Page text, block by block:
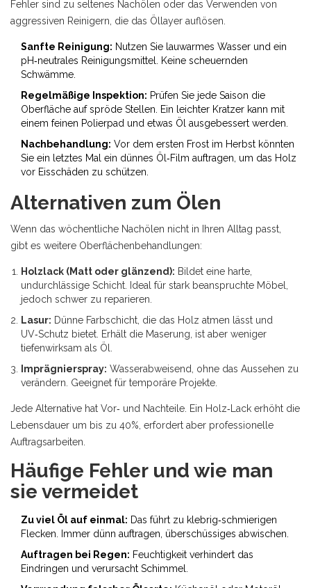
Fehler sind zu seltenes Nachölen oder das Verwenden von
aggressiven Reinigern, die das Öllayer auflösen.
Sanfte Reinigung: Nutzen Sie lauwarmes Wasser und ein
pH‑neutrales Reinigungsmittel. Keine scheuernden
Schwämme.
Regelmäßige Inspektion: Prüfen Sie jede Saison die
Oberfläche auf spröde Stellen. Ein leichter Kratzer kann mit
einem feinen Polierpad und etwas Öl ausgebessert werden.
Nachbehandlung: Vor dem ersten Frost im Herbst könnten
Sie ein letztes Mal ein dünnes Öl‑Film auftragen, um das Holz
vor Eisschäden zu schützen.
Alternativen zum Ölen
Wenn das wöchentliche Nachölen nicht in Ihren Alltag passt,
gibt es weitere Oberflächenbehandlungen:
Holzlack (Matt oder glänzend): Bildet eine harte,
undurchlässige Schicht. Ideal für stark beanspruchte Möbel,
jedoch schwer zu reparieren.
Lasur: Dünne Farbschicht, die das Holz atmen lässt und
UV‑Schutz bietet. Erhält die Maserung, ist aber weniger
tiefenwirksam als Öl.
Imprägnierspray: Wasserabweisend, ohne das Aussehen zu
verändern. Geeignet für temporäre Projekte.
Jede Alternative hat Vor‑ und Nachteile. Ein Holz‑Lack erhöht die
Lebensdauer um bis zu 40%, erfordert aber professionelle
Auftragsarbeiten.
Häufige Fehler und wie man
sie vermeidet
Zu viel Öl auf einmal: Das führt zu klebrig‑schmierigen
Flecken. Immer dünn auftragen, überschüssiges abwischen.
Auftragen bei Regen: Feuchtigkeit verhindert das
Eindringen und verursacht Schimmel.